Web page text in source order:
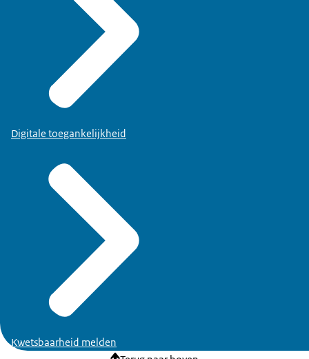
Digitale toegankelijkheid
Kwetsbaarheid melden